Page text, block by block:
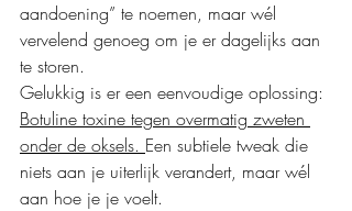
aandoening” te noemen, maar wél
vervelend genoeg om je er dagelijks aan
te storen.
Gelukkig is er een eenvoudige oplossing:
Botuline toxine tegen overmatig zweten
onder de oksels. Een subtiele tweak die
niets aan je uiterlijk verandert, maar wél
aan hoe je je voelt.